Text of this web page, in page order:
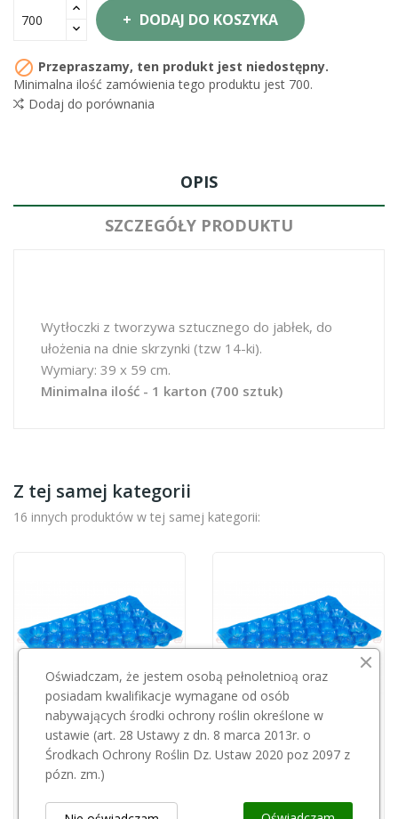
DODAJ DO KOSZYKA
 Przepraszamy, ten produkt jest niedostępny.
Minimalna ilość zamówienia tego produktu jest 700.
Dodaj do porównania
OPIS
SZCZEGÓŁY PRODUKTU
Wytłoczki z tworzywa sztucznego do jabłek, do
ułożenia na dnie skrzynki (tzw 14-ki).
Wymiary: 39 x 59 cm.
Minimalna ilość - 1 karton (700 sztuk)
Z tej samej kategorii
16 innych produktów w tej samej kategorii:
Przepraszamy, ten produkt
jest niedostępny.
Tacka plastikowa ACTIV niebieska 24
Przepraszamy, ten produkt
jest niedostępny.
Oświadczam, że jestem osobą pełnoletnioą oraz
posiadam kwalifikacje wymagane od osób
nabywających środki ochrony roślin określone w
ustawie (art. 28 Ustawy z dn. 8 marca 2013r. o
Środkach Ochrony Roślin Dz. Ustaw 2020 poz 2097 z
pózn. zm.)